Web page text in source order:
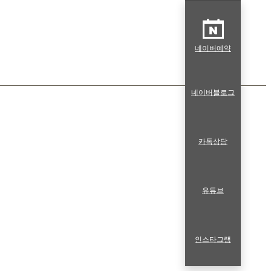
네이버예약
네이버블로그
카톡상담
유튜브
인스타그램